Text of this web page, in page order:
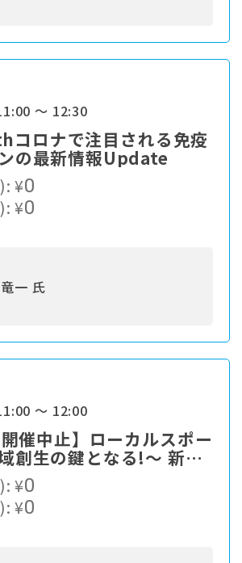
～ 12:30
コロナで注目される免疫
の最新情報Update
¥0
¥0
一 氏
～ 12:00
開催中止】ローカルスポー
創生の鍵となる!〜 新た
リューションの提案
¥0
¥0